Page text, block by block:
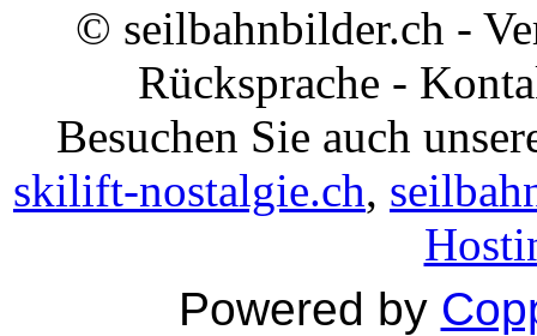
© seilbahnbilder.ch -
Rücksprache -
Besuchen Sie auch
skilift-nostalgie.ch,
Powered by